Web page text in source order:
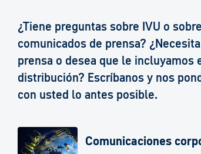
¿Tiene preguntas sobre IVU o
comunicados de prensa?
prensa o desea que le incluyamos
distribución? Escríbanos y nos
con usted lo antes posible.
Comunicaciones